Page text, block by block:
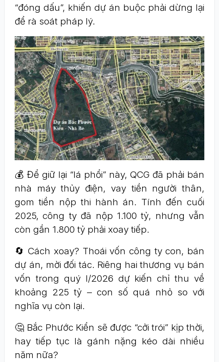
“đóng dấu”, khiến dự án buộc phải dừng lại
để rà soát pháp lý.
💰 Để giữ lại “lá phổi” này, QCG đã phải bán
nhà máy thủy điện, vay tiền người thân,
gom tiền nộp thi hành án. Tính đến cuối
2025, công ty đã nộp 1.100 tỷ, nhưng vẫn
còn gần 1.800 tỷ phải xoay tiếp.
🔄 Cách xoay? Thoái vốn công ty con, bán
dự án, mời đối tác. Riêng hai thương vụ bán
vốn trong quý I/2026 dự kiến chỉ thu về
khoảng 225 tỷ – con số quá nhỏ so với
nghĩa vụ còn lại.
🤔 Bắc Phước Kiển sẽ được “cởi trói” kịp thời,
hay tiếp tục là gánh nặng kéo dài nhiều
năm nữa?